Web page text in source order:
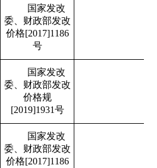
国家发改
委、财政部发改
价格[2017]1186
号
国家发改
委、财政部发改
价格规
[2019]1931号
国家发改
委、财政部发改
价格[2017]1186